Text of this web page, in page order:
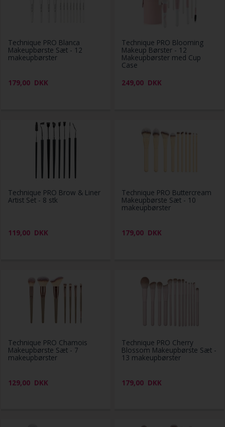
Technique PRO Blanca
Makeupbørste Sæt - 12
makeupbørster
179,00 DKK
Technique PRO Blooming
Makeup Børster - 12
Makeupbørster med Cup
Case
249,00 DKK
Technique PRO Brow & Liner
Artist Set - 8 stk
119,00 DKK
Technique PRO Buttercream
Makeupbørste Sæt - 10
makeupbørster
179,00 DKK
Technique PRO Chamois
Makeupbørste Sæt - 7
makeupbørster
129,00 DKK
Technique PRO Cherry
Blossom Makeupbørste Sæt -
13 makeupbørster
179,00 DKK